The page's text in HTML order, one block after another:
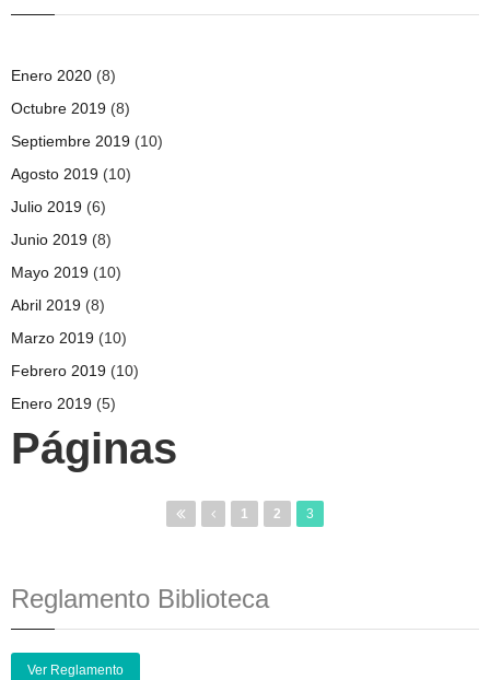
Enero 2020 (8)
Octubre 2019 (8)
Septiembre 2019 (10)
Agosto 2019 (10)
Julio 2019 (6)
Junio 2019 (8)
Mayo 2019 (10)
Abril 2019 (8)
Marzo 2019 (10)
Febrero 2019 (10)
Enero 2019 (5)
Páginas
1 2 3
Reglamento Biblioteca
Ver Reglamento